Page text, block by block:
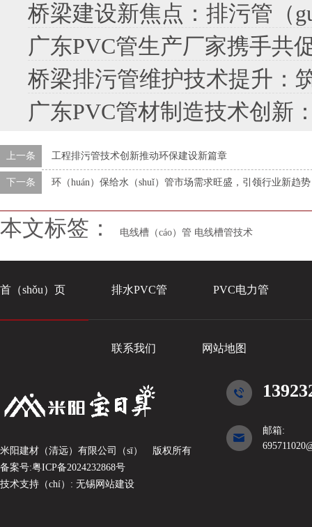
桥梁建设新焦点：排污管（guǎn）道（
广东PVC管生产厂家携手共
桥梁排污管维护技术提升：筑
广东PVC管材制造技术创新：驱
上一条 工程排污管技术创新推动环保建设新篇章
下一条 环（huán）保给水（shuǐ）管市场需求旺盛，引领行业新趋势
本文标签： 电线槽（cáo）管 电线槽管技术
首（shǒu）页 排水PVC管 PVC电力管
联系我们 网站地图
米阳建材（清远）有限公司（sī）
版权所有
备案号:粤ICP备2024232868号
技术支持（chí）: 无锡网站建设
邮箱: